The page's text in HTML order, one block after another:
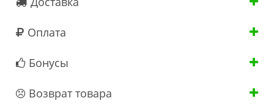
Оплата
Бонусы
Возврат товара